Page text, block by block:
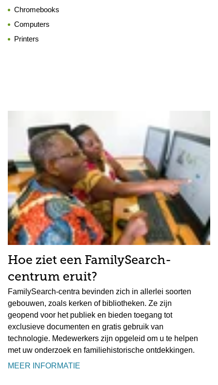
Chromebooks
Computers
Printers
Hoe ziet een FamilySearch-
centrum eruit?
FamilySearch-centra bevinden zich in allerlei soorten
gebouwen, zoals kerken of bibliotheken. Ze zijn
geopend voor het publiek en bieden toegang tot
exclusieve documenten en gratis gebruik van
technologie. Medewerkers zijn opgeleid om u te helpen
met uw onderzoek en familiehistorische ontdekkingen.
MEER INFORMATIE